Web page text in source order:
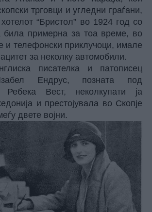
трговци и угледни граѓани,
“Бристол” во 1924 год со
била примерна за тоа време, во
и телефонски приклучоци, имале
за неколку автомобили.
писателка и патописец
Ендрус, позната под
Ребека Вест, неколкупати ја
и престојувала во Скопје
двете војни.